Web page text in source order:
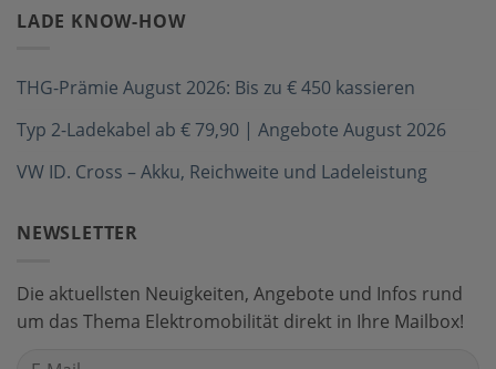
LADE KNOW-HOW
THG-Prämie August 2026: Bis zu € 450 kassieren
Typ 2-Ladekabel ab € 79,90 | Angebote August 2026
VW ID. Cross – Akku, Reichweite und Ladeleistung
NEWSLETTER
Die aktuellsten Neuigkeiten, Angebote und Infos rund
um das Thema Elektromobilität direkt in Ihre Mailbox!